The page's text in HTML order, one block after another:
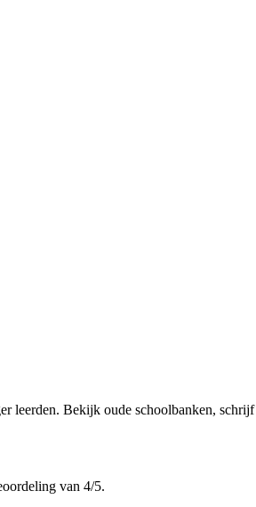
leerden. Bekijk oude schoolbanken,
van 4/5.